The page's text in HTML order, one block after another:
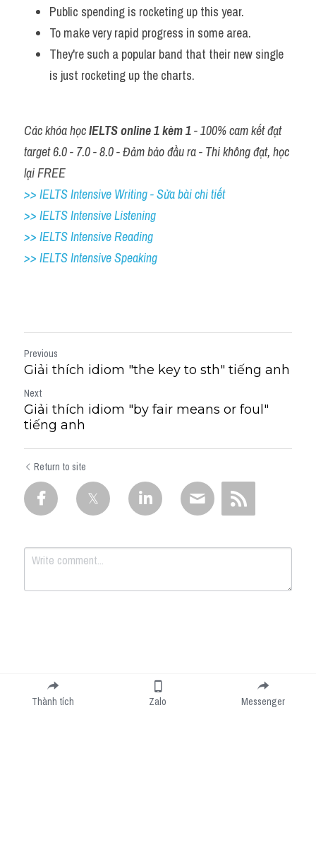
Public spending is rocketing up this year.
To make very rapid progress in some area.
They're such a popular band that their new single
is just rocketing up the charts.
Các khóa học IELTS online 1 kèm 1 - 100% cam kết đạt
target 6.0 - 7.0 - 8.0 - Đảm bảo đầu ra - Thi không đạt, học
lại FREE
>> IELTS Intensive Writing - Sửa bài chi tiết
>> IELTS Intensive Listening
>> IELTS Intensive Reading
>> IELTS Intensive Speaking
Previous
Giải thích idiom "the key to sth​" tiếng anh
Next
Giải thích idiom "by fair means or foul"
tiếng anh
Return to site
Submit
Thành tích Zalo Messenger